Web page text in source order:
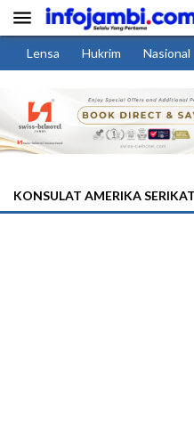

Lensa Hukrim Nasional
KONSULAT AMERIKA SERIKAT